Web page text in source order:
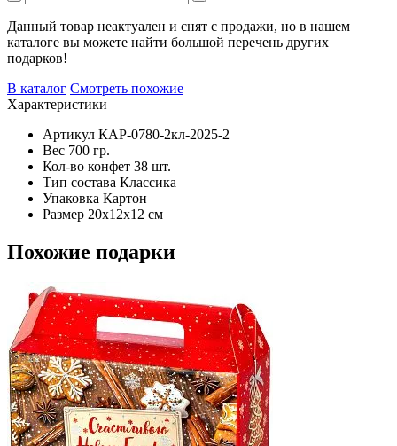
Данный товар неактуален и снят с продажи, но в нашем
каталоге вы можете найти большой перечень других
подарков!
В каталог Смотреть похожие
Характеристики
Артикул КАР-0780-2кл-2025-2
Вес 700 гр.
Кол-во конфет 38 шт.
Тип состава Классика
Упаковка Картон
Размер 20х12х12 см
Похожие подарки